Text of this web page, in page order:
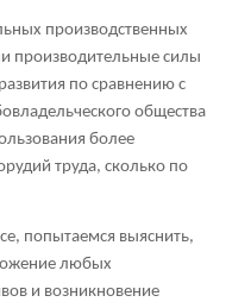
производственных
производительные силы
по сравнению с
общества
более
труда, сколько по
попытаемся выяснить,
любых
и возникновение